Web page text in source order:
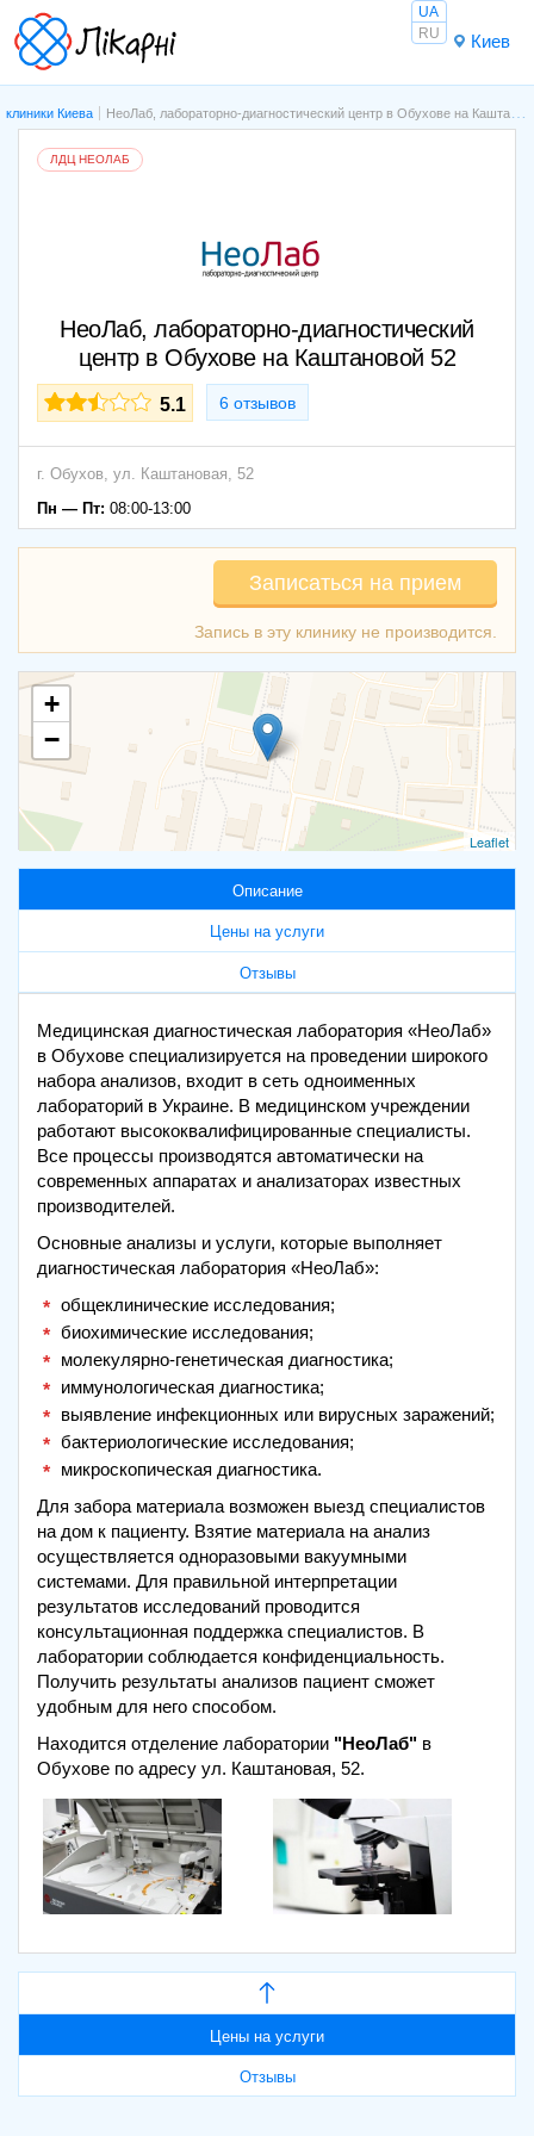
Киев
UA
RU
клиники Киева НеоЛаб, лабораторно-диагностический центр в Обухове на Каштановой 52
ЛДЦ НЕОЛАБ
НеоЛаб, лабораторно-диагностический
центр в Обухове на Каштановой 52
5.1 6 отзывов
г. Обухов, ул. Каштановая, 52
Пн — Пт: 08:00-13:00
Записаться на прием
+
−
Leaflet
Описание
Цены на услуги
Отзывы
Медицинская диагностическая лаборатория «НеоЛаб»
в Обухове специализируется на проведении широкого
набора анализов, входит в сеть одноименных
лабораторий в Украине. В медицинском учреждении
работают высококвалифицированные специалисты.
Все процессы производятся автоматически на
современных аппаратах и анализаторах известных
производителей.
Основные анализы и услуги, которые выполняет
диагностическая лаборатория «НеоЛаб»:
общеклинические исследования;
биохимические исследования;
молекулярно-генетическая диагностика;
иммунологическая диагностика;
выявление инфекционных или вирусных заражений;
бактериологические исследования;
микроскопическая диагностика.
Для забора материала возможен выезд специалистов
на дом к пациенту. Взятие материала на анализ
осуществляется одноразовыми вакуумными
системами. Для правильной интерпретации
результатов исследований проводится
консультационная поддержка специалистов. В
лаборатории соблюдается конфиденциальность.
Получить результаты анализов пациент сможет
удобным для него способом.
Находится отделение лаборатории "НеоЛаб" в
Обухове по адресу ул. Каштановая, 52.
Цены на услуги
Отзывы